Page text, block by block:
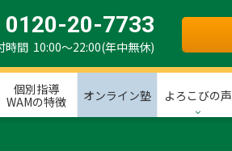
0120-20-7733
時間 10:00～22:00(年中無休)
個別指導
WAMの特徴
オンライン塾 よろこびの声